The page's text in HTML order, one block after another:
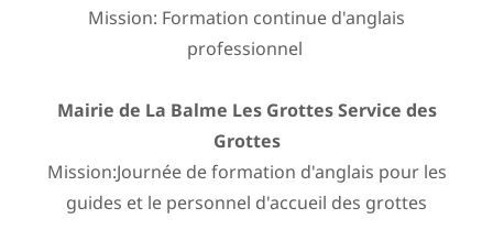
Mission: Formation continue d'anglais
professionnel
Mairie de La Balme Les Grottes Service des
Grottes
Mission:Journée de formation d'anglais pour les
guides et le personnel d'accueil des grottes